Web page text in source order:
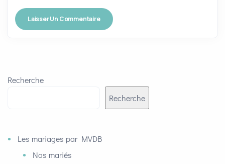
Recherche
Recherche
Les mariages par MVDB
Nos mariés